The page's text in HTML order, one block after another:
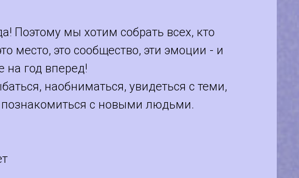
Поэтому мы хотим собрать всех, кто
место, это сообщество, эти эмоции - и
на год вперед!
наобниматься, увидеться с теми,
с новыми людьми.